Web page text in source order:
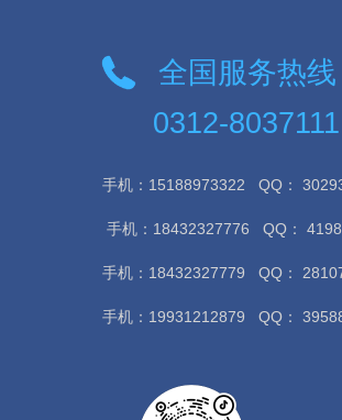
全国服务热线
0312-8037111
手机：15188973322 QQ：
手机：18432327776 QQ：
手机：18432327779 QQ：
手机：19931212879 QQ：